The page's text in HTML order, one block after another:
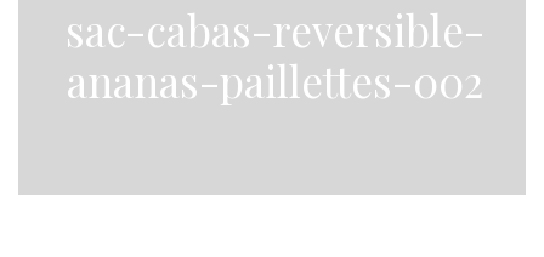
sac-cabas-reversible-
ananas-paillettes-002